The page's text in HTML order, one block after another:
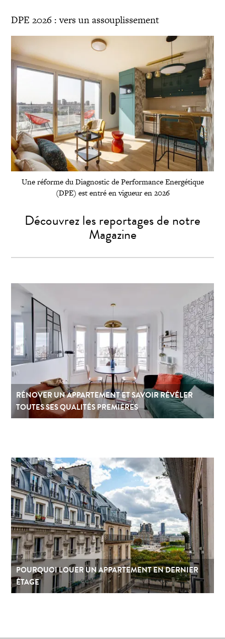
DPE 2026 : vers un assouplissement
Une réforme du Diagnostic de Performance Energétique
(DPE) est entré en vigueur en 2026
Découvrez les reportages de notre
Magazine
RÉNOVER UN APPARTEMENT ET SAVOIR RÉVÉLER
TOUTES SES QUALITÉS PREMIÈRES
POURQUOI LOUER UN APPARTEMENT EN DERNIER
ÉTAGE